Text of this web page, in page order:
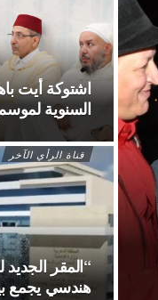
اشتوكة أيت
السنوية
قناة الرأي الآخر
“المقر
هندسي يجمع